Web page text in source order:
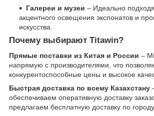
Галереи и музеи – Идеально
акцентного освещения экспонатов и
искусства.
Почему выбирают Titawin?
Прямые поставки из Китая и России –
напрямую с производителями, что
конкурентоспособные цены и высокое
Быстрая доставка по всему Казахстану
обеспечиваем оперативную доставку
предлагаем бесплатную доставку по